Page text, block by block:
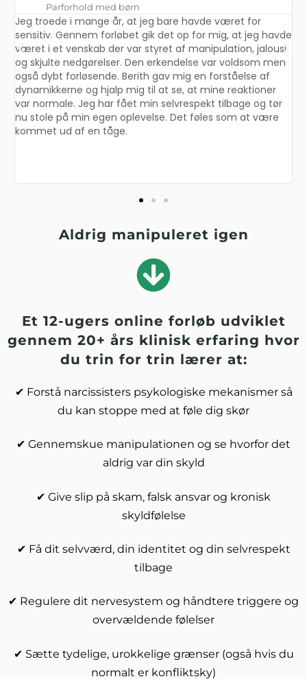
Parforhold med børn
Jeg troede i mange år, at jeg bare havde været for
sensitiv. Gennem forløbet gik det op for mig, at jeg havde
været i et venskab der var styret af manipulation, jalousi
og skjulte nedgørelser. Den erkendelse var voldsom men
også dybt forløsende. Berith gav mig en forståelse af
dynamikkerne og hjalp mig til at se, at mine reaktioner
var normale. Jeg har fået min selvrespekt tilbage og tør
nu stole på min egen oplevelse. Det føles som at være
kommet ud af en tåge.
Aldrig manipuleret igen
Et 12-ugers online forløb udviklet
gennem 20+ års klinisk erfaring hvor
du trin for trin lærer at:
✔ Forstå narcissisters psykologiske mekanismer så
du kan stoppe med at føle dig skør
✔ Gennemskue manipulationen og se hvorfor det
aldrig var din skyld
✔ Give slip på skam, falsk ansvar og kronisk
skyldfølelse
✔ Få dit selvværd, din identitet og din selvrespekt
tilbage
✔ Regulere dit nervesystem og håndtere triggere og
overvældende følelser
✔ Sætte tydelige, urokkelige grænser (også hvis du
normalt er konfliktsky)